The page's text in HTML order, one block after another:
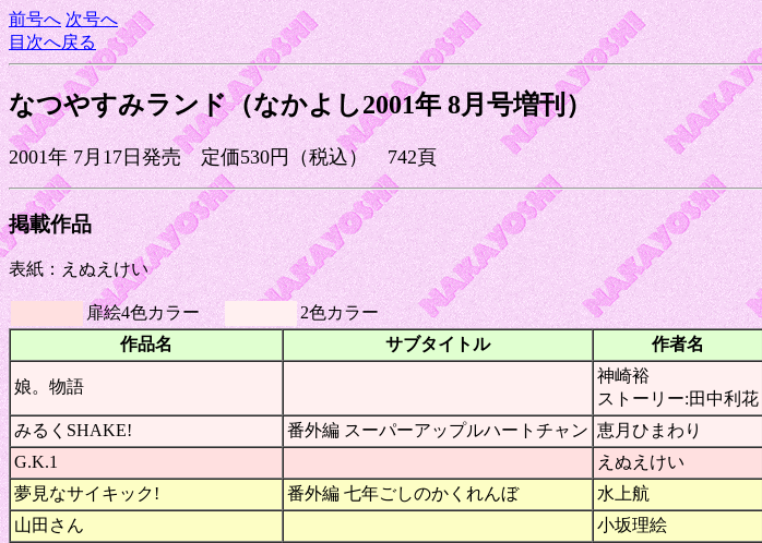
前号へ 次号へ
目次へ戻る
なつやすみランド（なかよし2001年 8月号増刊）
2001年 7月17日発売 定価530円（税込） 742頁
掲載作品
表紙：えぬえけい
扉絵4色カラー
2色カラー
作品名
サブタイトル 作者名
娘。物語
神崎裕
ストーリー:田中利花
みるくSHAKE! 番外編 スーパーアップルハートチャン 恵月ひまわり
G.K.1
えぬえけい
夢見なサイキック!
番外編 七年ごしのかくれんぼ 水上航
山田さん
小坂理絵